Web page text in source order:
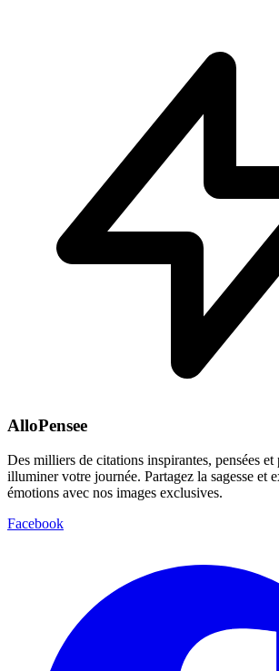
AlloPensee
Des milliers de citations inspirantes, pensées
illuminer votre journée. Partagez la sagesse et
émotions avec nos images exclusives.
Facebook